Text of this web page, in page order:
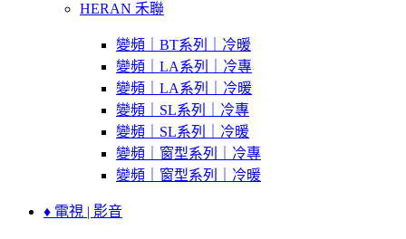
HERAN 禾聯
變頻｜BT系列｜冷暖
變頻｜LA系列｜冷專
變頻｜LA系列｜冷暖
變頻｜SL系列｜冷專
變頻｜SL系列｜冷暖
變頻｜窗型系列｜冷專
變頻｜窗型系列｜冷暖
♦ 電視 | 影音